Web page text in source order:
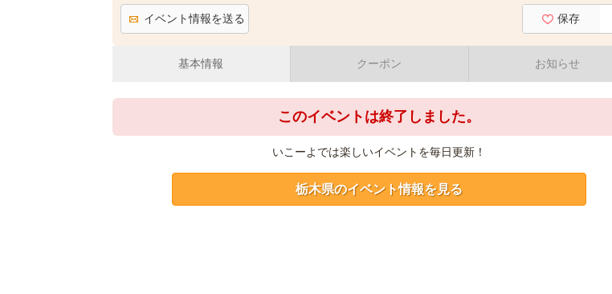
イベント情報を送る 保存
基本情報 クーポン お知らせ
このイベントは終了しました。
いこーよでは楽しいイベントを毎日更新！
栃木県のイベント情報を見る